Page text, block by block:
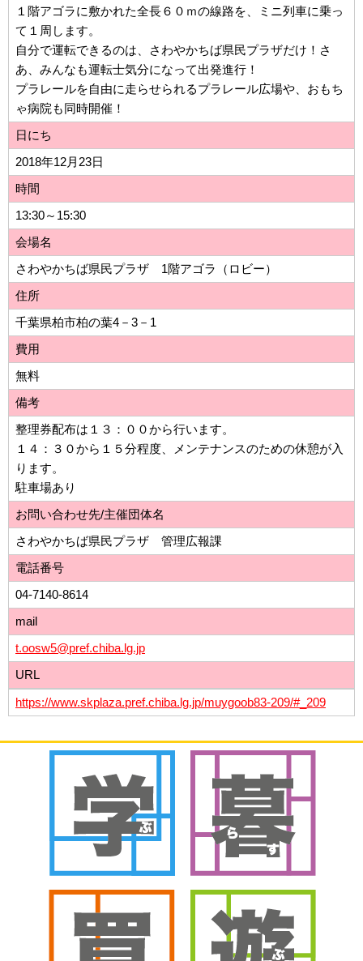
１階アゴラに敷かれた全長６０ｍの線路を、ミニ列車に乗っ
て１周します。
自分で運転できるのは、さわやかちば県民プラザだけ！さ
あ、みんなも運転士気分になって出発進行！
プラレールを自由に走らせられるプラレール広場や、おもち
ゃ病院も同時開催！
日にち
2018年12月23日
時間
13:30～15:30
会場名
さわやかちば県民プラザ 1階アゴラ（ロビー）
住所
千葉県柏市柏の葉4－3－1
費用
無料
備考
整理券配布は１３：００から行います。
１４：３０から１５分程度、メンテナンスのための休憩が入
ります。
駐車場あり
お問い合わせ先/主催団体名
さわやかちば県民プラザ 管理広報課
電話番号
04-7140-8614
mail
t.oosw5@pref.chiba.lg.jp
URL
https://www.skplaza.pref.chiba.lg.jp/muygoob83-209/#_209